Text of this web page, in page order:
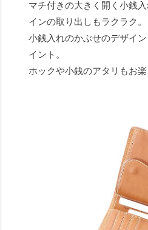
マチ付きの大きく開く小銭
インの取り出しもラクラク。
小銭入れのかぶせのデザイ
イント。
ホックや小銭のアタリもお楽